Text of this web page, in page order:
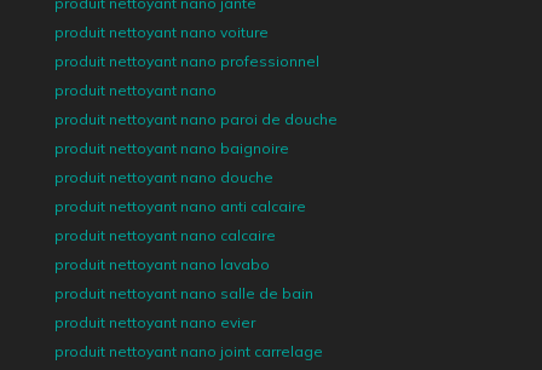
produit nettoyant nano voiture
produit nettoyant nano professionnel
produit nettoyant nano
produit nettoyant nano paroi de douche
produit nettoyant nano baignoire
produit nettoyant nano douche
produit nettoyant nano anti calcaire
produit nettoyant nano calcaire
produit nettoyant nano lavabo
produit nettoyant nano salle de bain
produit nettoyant nano evier
produit nettoyant nano joint carrelage